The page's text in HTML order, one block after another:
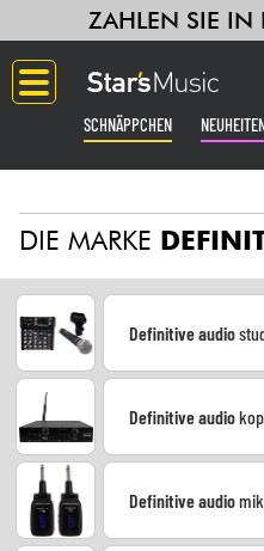
ZAHLEN SIE IN
SCHNÄPPCHEN
Gitarre & Bass
Verstärker & Effekte
Klaviere & Piano
Synths & samplers
Studio
DIE MARKE
Definitive audio
Definitive audio
Definitive audio